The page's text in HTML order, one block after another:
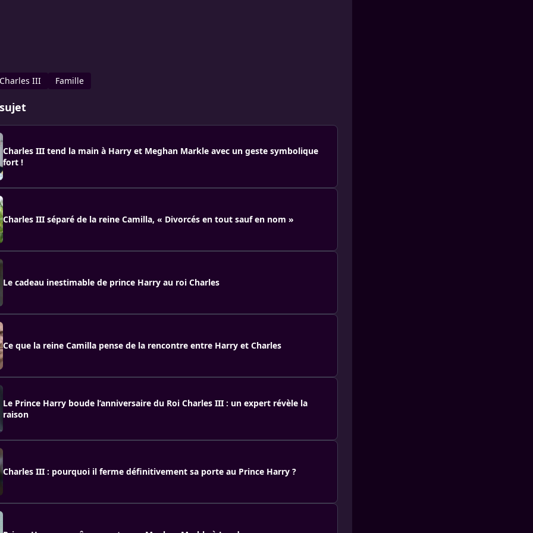
Charles III Famille
Charles III tend la main à Harry et Meghan Markle avec un geste symbolique
fort !
Charles III séparé de la reine Camilla, « Divorcés en tout sauf en nom »
Le cadeau inestimable de prince Harry au roi Charles
Ce que la reine Camilla pense de la rencontre entre Harry et Charles
Le Prince Harry boude l’anniversaire du Roi Charles III : un expert révèle la
raison
Charles III : pourquoi il ferme définitivement sa porte au Prince Harry ?